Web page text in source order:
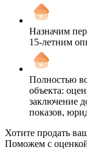
Назначим
15-летним
Полностью
объекта:
заключение
показов,
Хотите продать
Поможем с